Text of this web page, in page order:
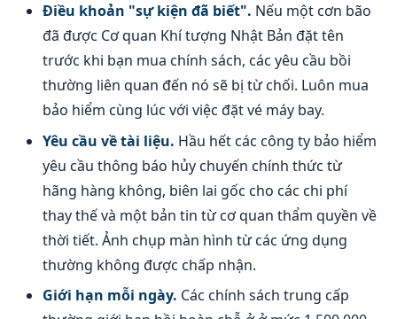
Điều khoản "sự kiện đã biết". Nếu một cơn bão
đã được Cơ quan Khí tượng Nhật Bản đặt tên
trước khi bạn mua chính sách, các yêu cầu bồi
thường liên quan đến nó sẽ bị từ chối. Luôn mua
bảo hiểm cùng lúc với việc đặt vé máy bay.
Yêu cầu về tài liệu. Hầu hết các công ty bảo hiểm
yêu cầu thông báo hủy chuyến chính thức từ
hãng hàng không, biên lai gốc cho các chi phí
thay thế và một bản tin từ cơ quan thẩm quyền về
thời tiết. Ảnh chụp màn hình từ các ứng dụng
thường không được chấp nhận.
Giới hạn mỗi ngày. Các chính sách trung cấp